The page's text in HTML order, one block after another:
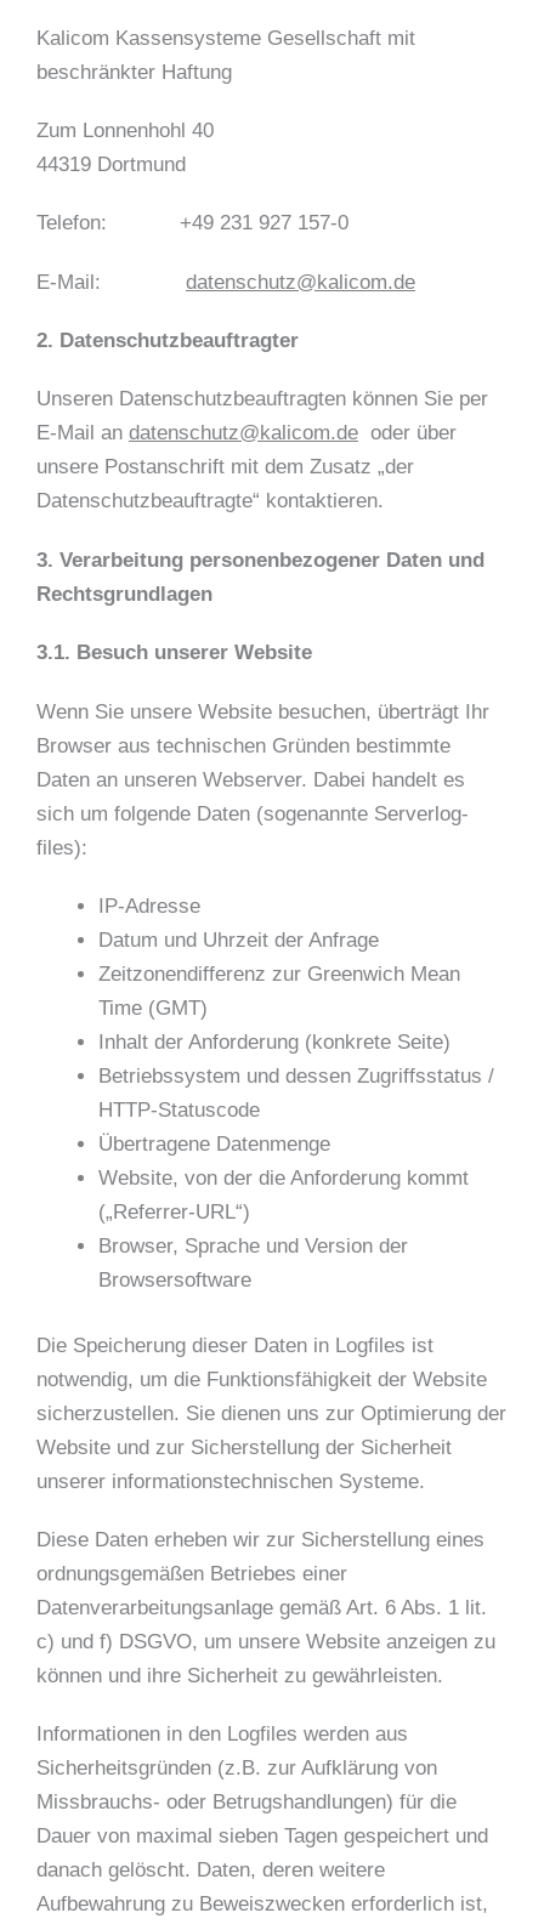
Kalicom Kassensysteme Gesellschaft mit
beschränkter Haftung
Zum Lonnenhohl 40
44319 Dortmund
Telefon: +49 231 927 157-0
E-Mail: datenschutz@kalicom.de
2. Datenschutzbeauftragter
Unseren Datenschutzbeauftragten können Sie per
E-Mail an datenschutz@kalicom.de oder über
unsere Postanschrift mit dem Zusatz „der
Datenschutzbeauftragte“ kontaktieren.
3. Verarbeitung personenbezogener Daten und
Rechtsgrundlagen
3.1. Besuch unserer Website
Wenn Sie unsere Website besuchen, überträgt Ihr
Browser aus technischen Gründen bestimmte
Daten an unseren Webserver. Dabei handelt es
sich um folgende Daten (sogenannte Serverlog-
files):
IP-Adresse
Datum und Uhrzeit der Anfrage
Zeitzonendifferenz zur Greenwich Mean
Time (GMT)
Inhalt der Anforderung (konkrete Seite)
Betriebssystem und dessen Zugriffsstatus /
HTTP-Statuscode
Übertragene Datenmenge
Website, von der die Anforderung kommt
(„Referrer-URL“)
Browser, Sprache und Version der
Browsersoftware
Die Speicherung dieser Daten in Logfiles ist
notwendig, um die Funktionsfähigkeit der Website
sicherzustellen. Sie dienen uns zur Optimierung der
Website und zur Sicherstellung der Sicherheit
unserer informationstechnischen Systeme.
Diese Daten erheben wir zur Sicherstellung eines
ordnungsgemäßen Betriebes einer
Datenverarbeitungsanlage gemäß Art. 6 Abs. 1 lit.
c) und f) DSGVO, um unsere Website anzeigen zu
können und ihre Sicherheit zu gewährleisten.
Informationen in den Logfiles werden aus
Sicherheitsgründen (z.B. zur Aufklärung von
Missbrauchs- oder Betrugshandlungen) für die
Dauer von maximal sieben Tagen gespeichert und
danach gelöscht. Daten, deren weitere
Aufbewahrung zu Beweiszwecken erforderlich ist,